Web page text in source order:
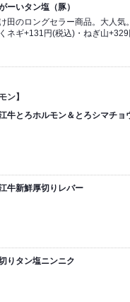
ーいタン塩（豚）
田のロングセラー商品。大人
ネギ+131円(税込)・ねぎ山
ン】
牛とろホルモン＆とろシマチョ
牛新鮮厚切りレバー
りタン塩ニンニク